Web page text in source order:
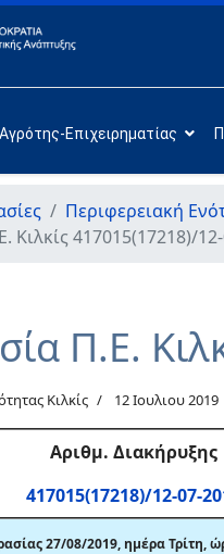
Αγρότης-Επιχειρηματίας
Περιφερειακή
Κιλκίς 417015(17218)/
Π.Ε.
Κιλκίς 12 Ιουλιου 2019
Αριθμ. Διακήρυξης
417015(17218)/12-07-
27/08/2019, ημέρα Τρίτη,